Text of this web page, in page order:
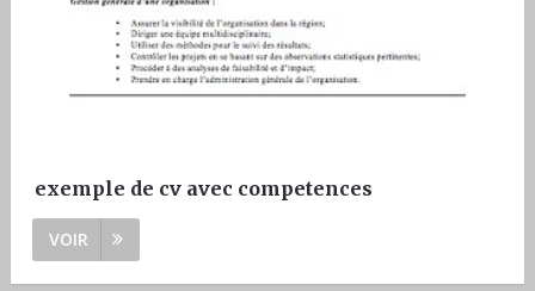
exemple de cv avec competences
VOIR